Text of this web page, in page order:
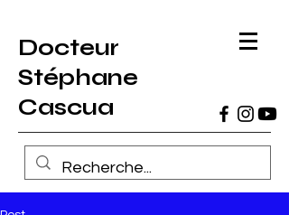
Docteur
Stéphane
Cascua